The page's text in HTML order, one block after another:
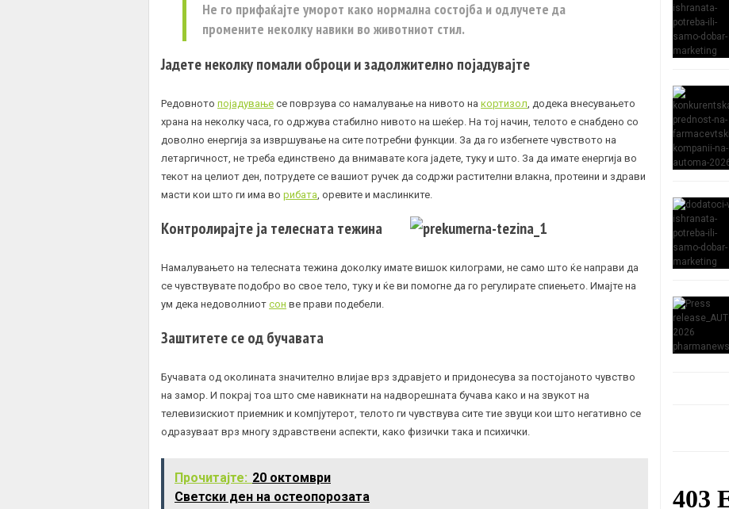
Не го прифаќајте уморот како нормална состојба и одлучете да
промените неколку навики во животниот стил.
Јадете неколку помали оброци и задолжително појадувајте
Редовното појадување се поврзува со намалување на нивото на кортизол , додека внесувањето
храна на неколку часа, го одржува стабилно нивото на шеќер. На тој начин, телото е снабдено со
доволно енергија за извршување на сите потребни функции. За да го избегнете чувството на
летаргичност, не треба единствено да внимавате кога јадете, туку и што. За да имате енергија во
текот на целиот ден, потрудете се вашиот ручек да содржи растителни влакна, протеини и здрави
масти кои што ги има во рибата , оревите и маслинките.
Контролирајте ја телесната тежина
Намалувањето на телесната тежина доколку имате вишок килограми, не само што ќе направи да
се чувствувате подобро во свое тело, туку и ќе ви помогне да го регулирате спиењето. Имајте на
ум дека недоволниот сон ве прави подебели.
Заштитете се од бучавата
Бучавата од околината значително влијае врз здравјето и придонесува за постојаното чувство
на замор. И покрај тоа што сме навикнати на надворешната бучава како и на звукот на
телевизискиот приемник и компјутерот, телото ги чувствува сите тие звуци кои што негативно се
одразуваат врз многу здравствени аспекти, како физички така и психички.
Прочитајте: 20 октомври
Светски ден на остеопорозата